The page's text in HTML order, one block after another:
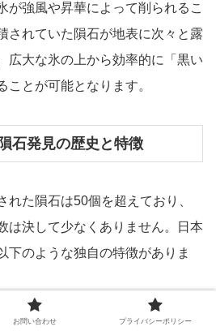
が強風や昇華によって削られるこ
されていた隕石が地表に次々と露
広大な氷の上から効率的に「黒い
ことが可能となります。
石発見の歴史と特徴
れた隕石は50個を超えており、
は決して少なくありません。日本
下のような独自の特徴がありま
お問い合わせ プライバシーポリシー